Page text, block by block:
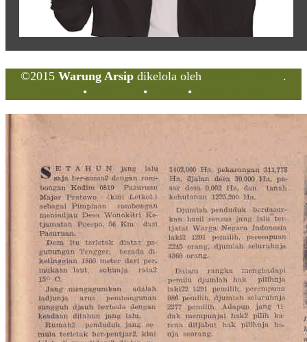
©2015 Warung Arsip dikelola oleh
.
• • •